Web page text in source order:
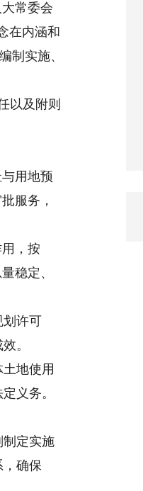
常委会
在内涵和
制实施、
以及附则
用地预
服务，
，按
稳定、
许可
。
地使用
义务。
定实施
确保